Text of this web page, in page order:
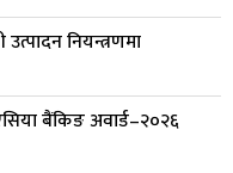
विधेयक र प्रतिवेदन
नियन्त्रणमा
बैंकिङ अवार्ड–२०२६